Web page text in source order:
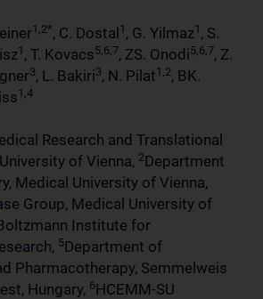
1,2*, C. Dostal 1 , G. Yilmaz1 , S.
1 , T. Kovacs5,6,7, ZS. Onodi5,6,7, Z.
3, L. Bakiri3, N. Pilat1,2, BK.
1,4
Research and Translational
of Vienna, 2Department
Medical University of Vienna,
Group, Medical University of
Institute for
5Department of
Pharmacotherapy, Semmelweis
Hungary, 6HCEMM-SU